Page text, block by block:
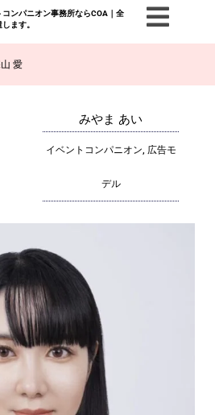
コンパニオン事務所ならCOA｜全
ます。
愛
みやま あい
イベントコンパニオン, 広告モ
デル